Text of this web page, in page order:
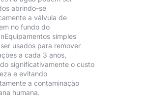
abrindo-se
a válvula de
no fundo do
simples
usados ​​para remover
a cada 3 anos,
significativamente o custo
e evitando
a contaminação
humana.